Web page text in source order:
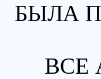
БЫЛА
ВСЕ